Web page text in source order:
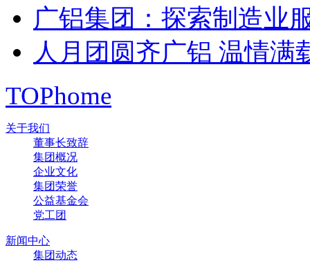
广铝集团：探索制造业
人月团圆齐广铝 温情满
TOPhome
关于我们
董事长致辞
集团概况
企业文化
集团荣誉
公益基金会
党工团
新闻中心
集团动态